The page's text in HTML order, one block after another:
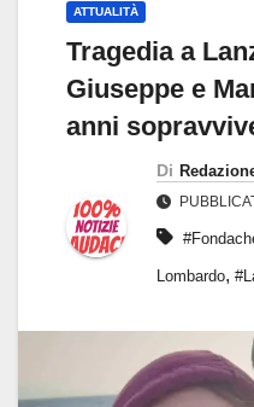
ATTUALITÀ
Tragedia a
Giuseppe e
anni
Di
Lombardo,